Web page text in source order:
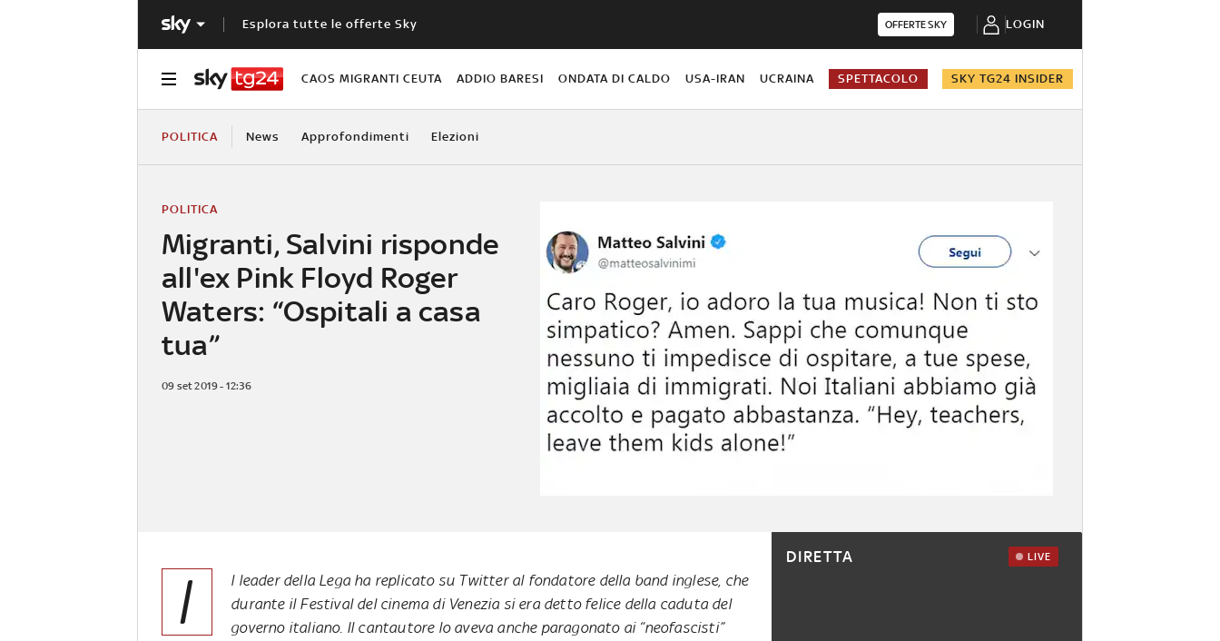
Esplora tutte le offerte Sky OFFERTE SKY LOGIN
CAOS MIGRANTI CEUTA ADDIO BARESI ONDATA DI CALDO USA-IRAN UCRAINA SPETTACOLO SKY TG24 INSIDER
POLITICA News Approfondimenti Elezioni
Migranti, Salvini risponde
all'ex Pink Floyd Roger
Waters: “Ospitali a casa
tua”
POLITICA
09 set 2019 - 12:36
I
l leader della Lega ha replicato su Twitter al fondatore della band inglese, che
durante il Festival del cinema di Venezia si era detto felice della caduta del
governo italiano. Il cantautore lo aveva anche paragonato ai “neofascisti”
DIRETTA LIVE